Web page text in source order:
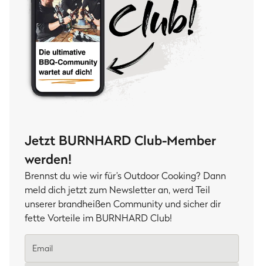
Jetzt BURNHARD Club-Member
werden!
Brennst du wie wir für’s Outdoor Cooking? Dann
meld dich jetzt zum Newsletter an, werd Teil
unserer brandheißen Community und sicher dir
fette Vorteile im BURNHARD Club!